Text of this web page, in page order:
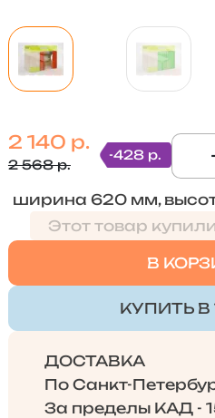
2 140 р.
2 568 р.
-428 р. -
ширина 620 мм,
Этот товар
В
КУПИТЬ В
ДОСТАВКА
По Санкт-
За пределы КАД -